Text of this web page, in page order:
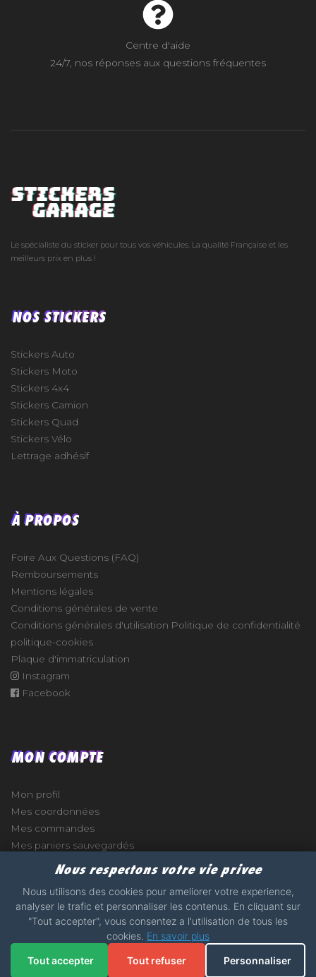
Centre d'aide
24/7, nos réponses aux questions fréquentes
Le spécialiste du sticker pour tous vos véhicules. La qualité Française et les
meilleurs prix en plus !
NOS STICKERS
Stickers Auto
Stickers Moto
Stickers 4x4
Stickers Camion
Stickers Quad
Stickers Vélo
Lettrage adhésif
À PROPOS
Foire Aux Questions (FAQ)
Remboursements
Mentions légales
Conditions générales de vente
Conditions générales d'utilisation Politique de confidentialité
politique-cookies
Plaque d'immatriculation
Instagram
Facebook
MON COMPTE
Mon profil
Mes coordonnées
Mes commandes
Mes paniers sauvegardés
2017 - 2026 - STICKERS-GARAGE.COM - MADE WITH
Nous respectons votre vie privee
Nous utilisons des cookies pour ameliorer votre experience,
analyser le trafic et personnaliser les contenus. En cliquant sur
"Tout accepter", vous consentez a l'utilisation de tous les
cookies. En savoir plus
Tout accepter Tout refuser Personnaliser